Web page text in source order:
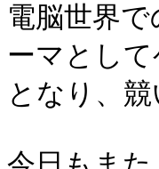
電脳世界
ーマとし
となり、